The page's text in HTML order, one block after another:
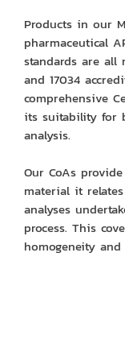
Products in our
pharmaceutical
standards are all
and 17034
comprehensive
its suitability for
analysis.
Our CoAs
material it
analyses
process. This
homogeneity and